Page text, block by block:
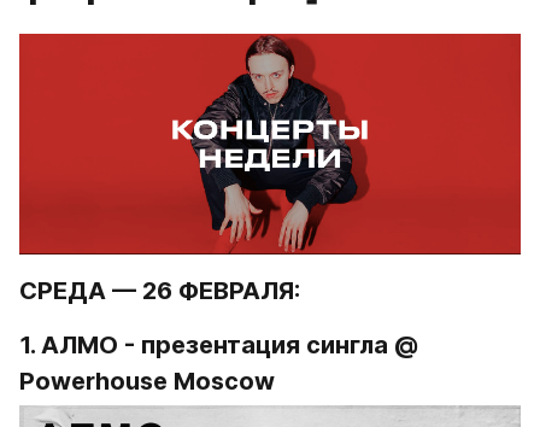
СРЕДА — 26 ФЕВРАЛЯ:
1. АЛМО - презентация сингла @
Powerhouse Moscow